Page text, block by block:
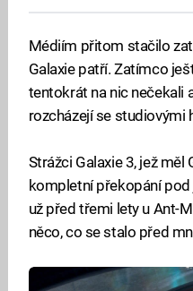
Médiím přitom stačilo
Galaxie patří. Zatímco
tentokrát na nic nečekali
rozcházejí se studiovými
Strážci Galaxie 3, jež
kompletní překopání pod
už před třemi lety u Ant-
něco, co se stalo před